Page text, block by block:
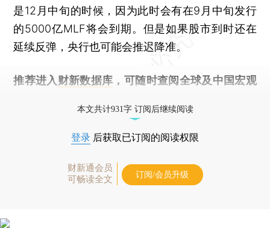
是12月中旬的时候，因为此时会有在9月中旬发行
的5000亿MLF将会到期。但是如果股市到时还在
延续反弹，央行也可能会推迟降准。
推荐进入 财新数据库 ，可随时查阅全球及中国宏观
本文共计931字 订阅后继续阅读
登录 后获取已订阅的阅读权限
财新通会员
可畅读全文
订阅/会员升级